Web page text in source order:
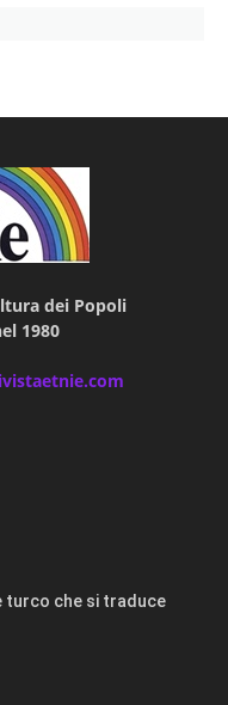
dei Popoli
1980
turco che si traduce